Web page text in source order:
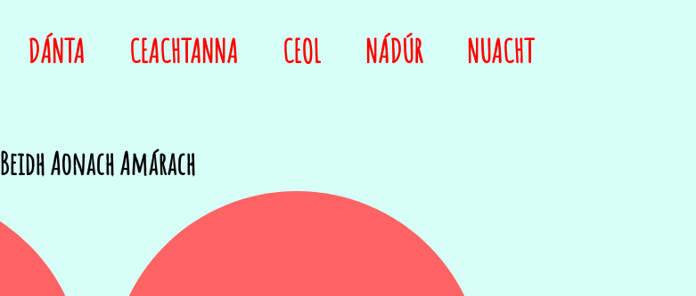
DÁNTA CEACHTANNA CEOL NÁDÚR NUACHT
Beidh Aonach Amárach